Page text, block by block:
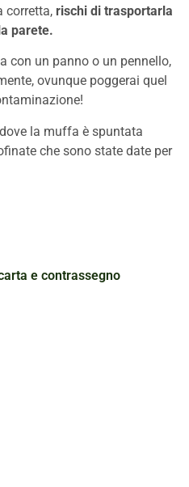
corretta, rischi di trasportarla
parete.
con un panno o un pennello,
ovunque poggerai quel
la muffa è spuntata
che sono state date per
e contrassegno